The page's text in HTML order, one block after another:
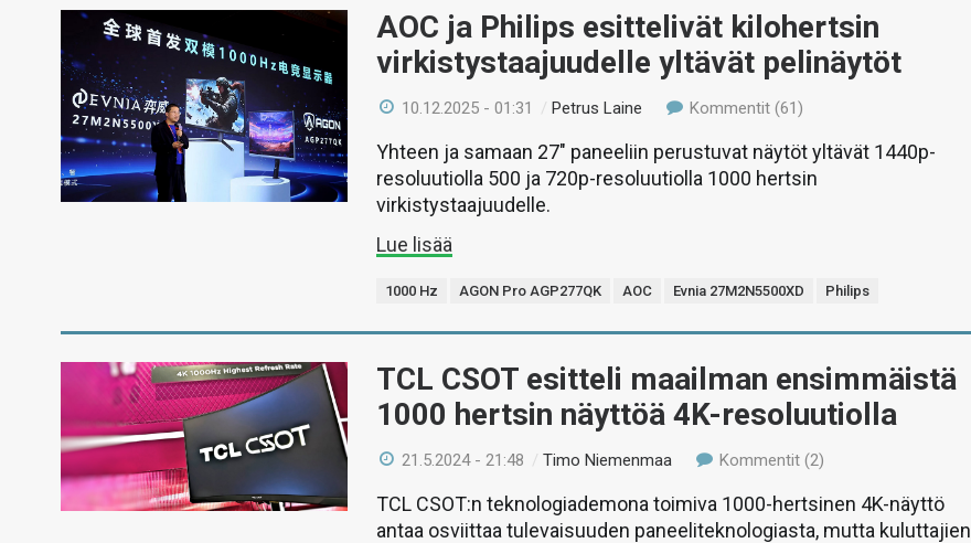
AOC ja Philips esittelivät kilohertsin
virkistystaajuudelle yltävät pelinäytöt
10.12.2025 - 01:31 /Petrus Laine Kommentit (61)
Yhteen ja samaan 27″ paneeliin perustuvat näytöt yltävät 1440p-
resoluutiolla 500 ja 720p-resoluutiolla 1000 hertsin
virkistystaajuudelle.
Lue lisää
1000 Hz AGON Pro AGP277QK AOC Evnia 27M2N5500XD Philips
TCL CSOT esitteli maailman ensimmäistä
1000 hertsin näyttöä 4K-resoluutiolla
21.5.2024 - 21:48 /Timo Niemenmaa Kommentit (2)
TCL CSOT:n teknologiademona toimiva 1000-hertsinen 4K-näyttö
antaa osviittaa tulevaisuuden paneeliteknologiasta, mutta kuluttajien